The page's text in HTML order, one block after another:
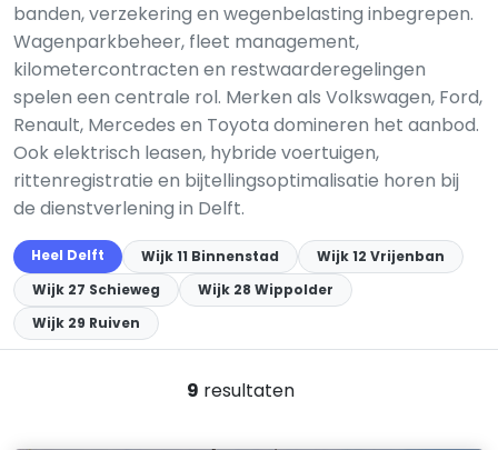
banden, verzekering en wegenbelasting inbegrepen.
Wagenparkbeheer, fleet management,
kilometercontracten en restwaarderegelingen
spelen een centrale rol. Merken als Volkswagen, Ford,
Renault, Mercedes en Toyota domineren het aanbod.
Ook elektrisch leasen, hybride voertuigen,
rittenregistratie en bijtellingsoptimalisatie horen bij
de dienstverlening in Delft.
Heel Delft Wijk 11 Binnenstad
Wijk 12 Vrijenban
Wijk 27 Schieweg
Wijk 28 Wippolder
Wijk 29 Ruiven
9 resultaten